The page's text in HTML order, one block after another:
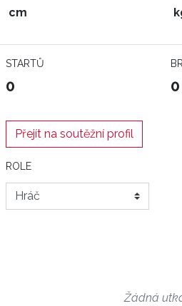
cm
STARTŮ
0 0
Přejít na soutěžní profil
ROLE
Žádná